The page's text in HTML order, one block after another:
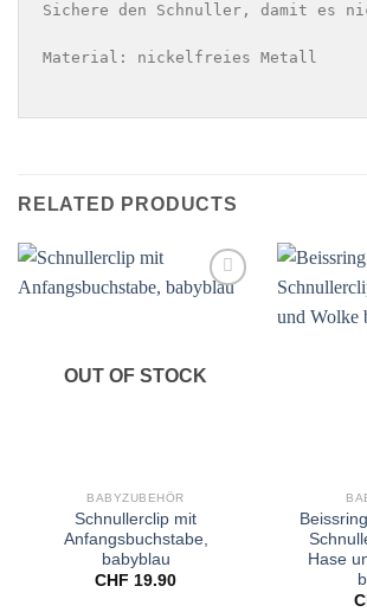
Sichere den Schnuller, damit es
Material: nickelfreies Metall
RELATED PRODUCTS
OUT OF STOCK
BABYZUBEHÖR
Schnullerclip mit
Anfangsbuchstabe,
babyblau
CHF 19.90
Hase